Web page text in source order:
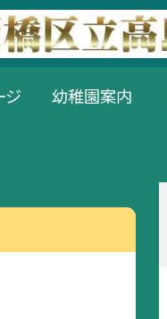
ジ 幼稚園案内